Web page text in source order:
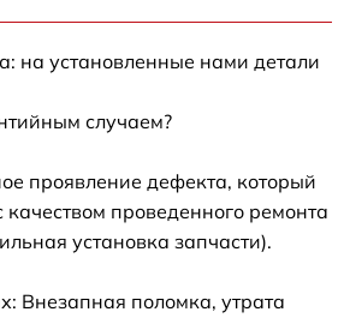
на установленные нами детали
случаем?
проявление дефекта, который
качеством проведенного ремонта
установка запчасти).
Внезапная поломка, утрата